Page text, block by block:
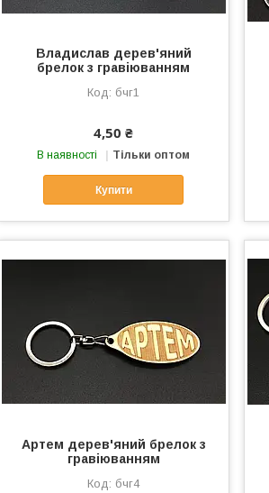
Владислав дерев'яний
брелок з гравіюванням
бчг1
4,50 ₴
В наявності Тільки оптом
Купити
Артем дерев'яний брелок з
гравіюванням
бчг4